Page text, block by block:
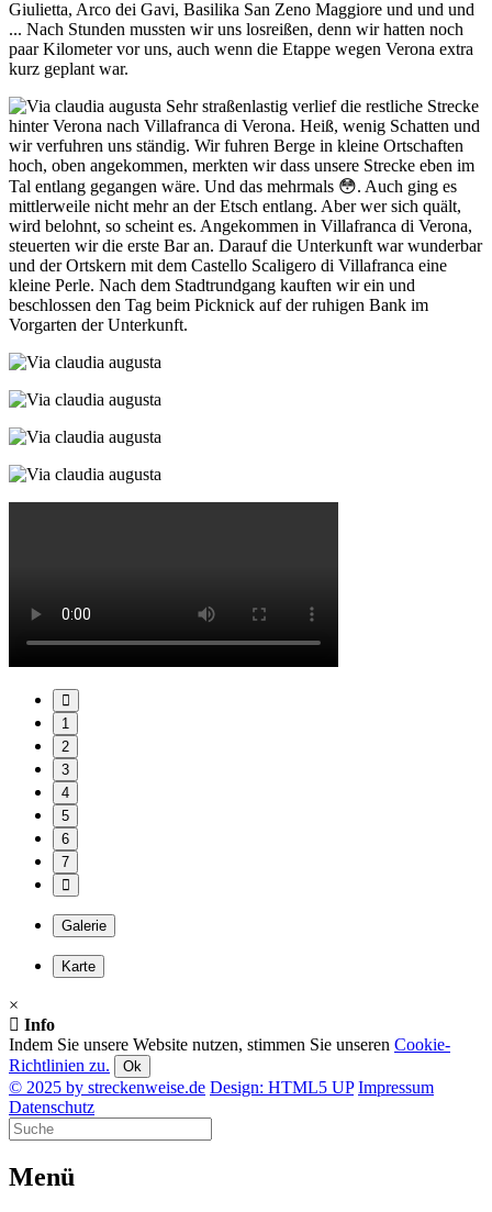
Giulietta, Arco dei Gavi, Basilika San Zeno Maggiore und und und
... Nach Stunden mussten wir uns losreißen, denn wir hatten noch
paar Kilometer vor uns, auch wenn die Etappe wegen Verona extra
kurz geplant war.
Sehr straßenlastig verlief die restliche Strecke
hinter Verona nach Villafranca di Verona. Heiß, wenig Schatten und
wir verfuhren uns ständig. Wir fuhren Berge in kleine Ortschaften
hoch, oben angekommen, merkten wir dass unsere Strecke eben im
Tal entlang gegangen wäre. Und das mehrmals 😳. Auch ging es
mittlerweile nicht mehr an der Etsch entlang. Aber wer sich quält,
wird belohnt, so scheint es. Angekommen in Villafranca di Verona,
steuerten wir die erste Bar an. Darauf die Unterkunft war wunderbar
und der Ortskern mit dem Castello Scaligero di Villafranca eine
kleine Perle. Nach dem Stadtrundgang kauften wir ein und
beschlossen den Tag beim Picknick auf der ruhigen Bank im
Vorgarten der Unterkunft.
1
2
3
4
5
6
7
Galerie
Karte
×
Info
Indem Sie unsere Website nutzen, stimmen Sie unseren Cookie-
Richtlinien zu.
Ok
© 2025 by streckenweise.de Design: HTML5 UP Impressum
Datenschutz
Menü